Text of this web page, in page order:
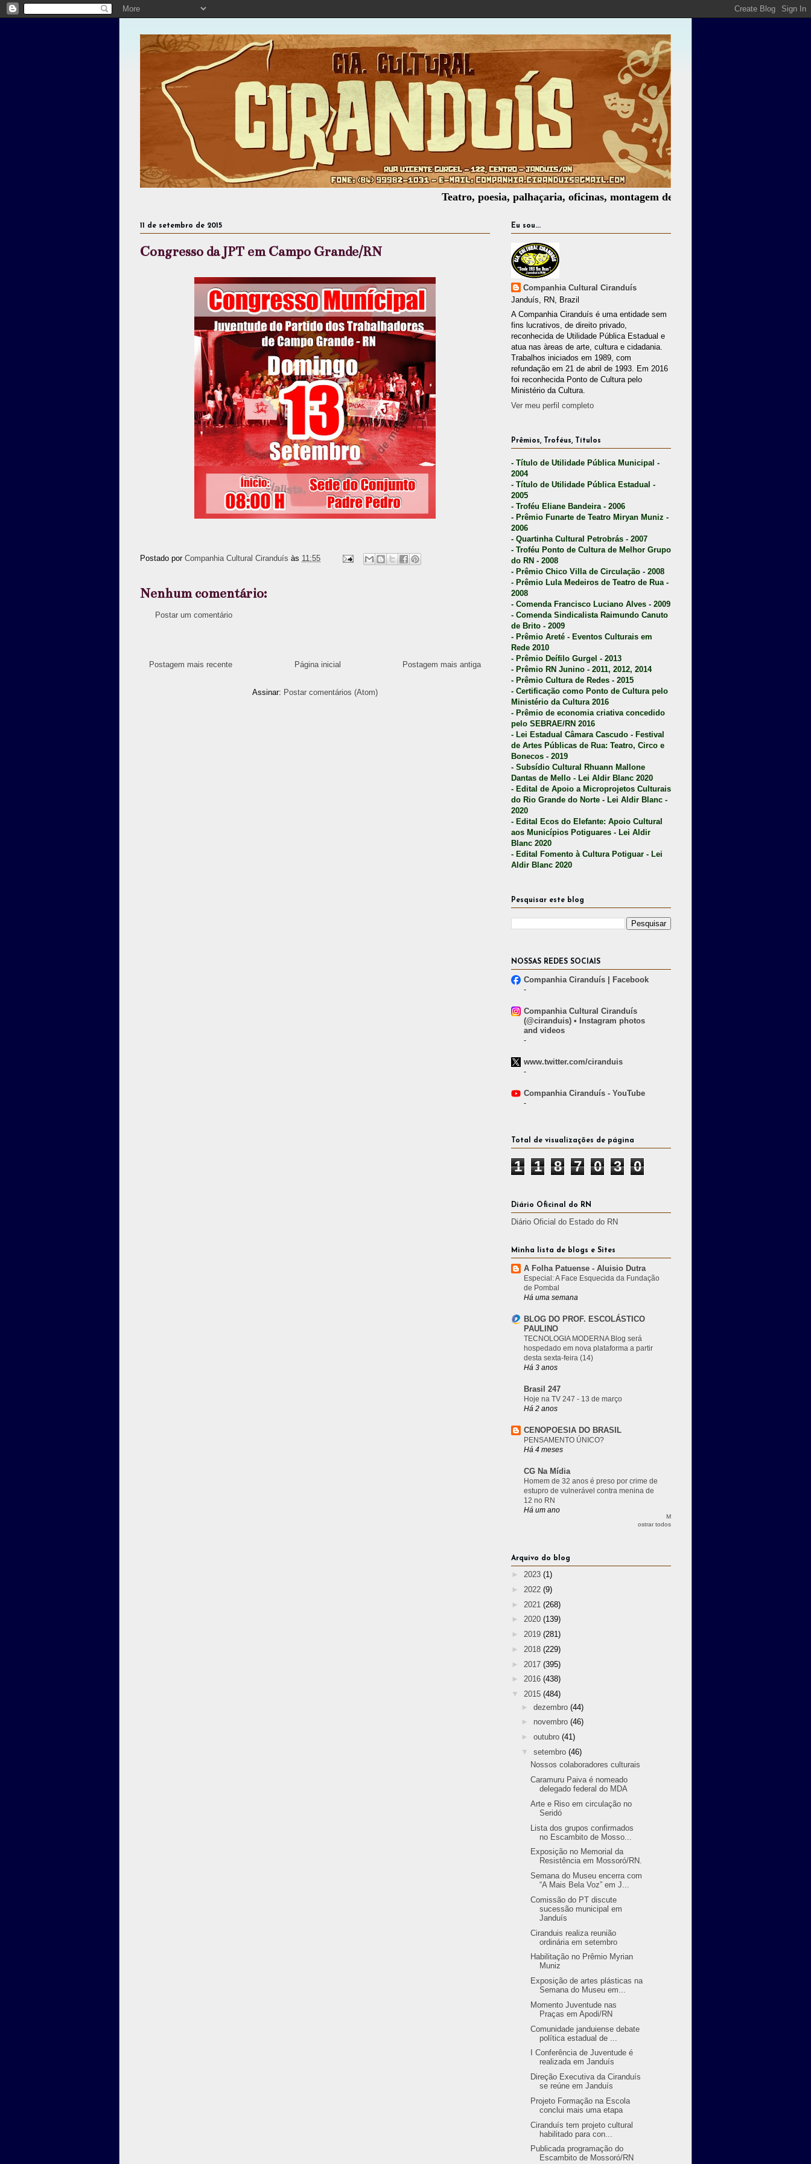
Teatro, poesia, palhaçaria, oficinas, montagem de espetáculos, assessoria cultural,
11 de setembro de 2015
Congresso da JPT em Campo Grande/RN
Postado por Companhia Cultural Ciranduís às 11:55
Nenhum comentário:
Postar um comentário
Postagem mais recente Postagem mais antiga
Página inicial
Assinar: Postar comentários (Atom)
Eu sou...
Companhia Cultural Ciranduís
Janduís, RN, Brazil
A Companhia Ciranduís é uma entidade sem
fins lucrativos, de direito privado,
reconhecida de Utilidade Pública Estadual e
atua nas àreas de arte, cultura e cidadania.
Trabalhos iniciados em 1989, com
refundação em 21 de abril de 1993. Em 2016
foi reconhecida Ponto de Cultura pelo
Ministério da Cultura.
Ver meu perfil completo
Prêmios, Troféus, Títulos
- Título de Utilidade Pública Municipal -
2004
- Título de Utilidade Pública Estadual -
2005
- Troféu Eliane Bandeira - 2006
- Prêmio Funarte de Teatro Miryan Muniz -
2006
- Quartinha Cultural Petrobrás - 2007
- Troféu Ponto de Cultura de Melhor Grupo
do RN - 2008
- Prêmio Chico Villa de Circulação - 2008
- Prêmio Lula Medeiros de Teatro de Rua -
2008
- Comenda Francisco Luciano Alves - 2009
- Comenda Sindicalista Raimundo Canuto
de Brito - 2009
- Prêmio Areté - Eventos Culturais em
Rede 2010
- Prêmio Deífilo Gurgel - 2013
- Prêmio RN Junino - 2011, 2012, 2014
- Prêmio Cultura de Redes - 2015
- Certificação como Ponto de Cultura pelo
Ministério da Cultura 2016
- Prêmio de economia criativa concedido
pelo SEBRAE/RN 2016
- Lei Estadual Câmara Cascudo - Festival
de Artes Públicas de Rua: Teatro, Circo e
Bonecos - 2019
- Subsídio Cultural Rhuann Mallone
Dantas de Mello - Lei Aldir Blanc 2020
- Edital de Apoio a Microprojetos Culturais
do Rio Grande do Norte - Lei Aldir Blanc -
2020
- Edital Ecos do Elefante: Apoio Cultural
aos Municípios Potiguares - Lei Aldir
Blanc 2020
- Edital Fomento à Cultura Potiguar - Lei
Aldir Blanc 2020
Pesquisar este blog
NOSSAS REDES SOCIAIS
Companhia Ciranduís | Facebook
-
Companhia Cultural Ciranduís
(@ciranduis) • Instagram photos
and videos
-
www.twitter.com/ciranduis
-
Companhia Ciranduís - YouTube
-
Total de visualizações de página
1 1 8 7 0 3 0
Diário Oficinal do RN
Diário Oficial do Estado do RN
Minha lista de blogs e Sites
A Folha Patuense - Aluisio Dutra
Especial: A Face Esquecida da Fundação
de Pombal
Há uma semana
BLOG DO PROF. ESCOLÁSTICO
PAULINO
TECNOLOGIA MODERNA Blog será
hospedado em nova plataforma a partir
desta sexta-feira (14)
Há 3 anos
Brasil 247
Hoje na TV 247 - 13 de março
Há 2 anos
CENOPOESIA DO BRASIL
PENSAMENTO ÚNICO?
Há 4 meses
CG Na Mídia
Homem de 32 anos é preso por crime de
estupro de vulnerável contra menina de
12 no RN
Há um ano
M
ostrar todos
Arquivo do blog
► 2023 (1)
► 2022 (9)
► 2021 (268)
► 2020 (139)
► 2019 (281)
► 2018 (229)
► 2017 (395)
► 2016 (438)
▼ 2015 (484)
► dezembro (44)
► novembro (46)
► outubro (41)
▼ setembro (46)
Nossos colaboradores culturais
Caramuru Paiva é nomeado
delegado federal do MDA
Arte e Riso em circulação no
Seridó
Lista dos grupos confirmados
no Escambito de Mosso...
Exposição no Memorial da
Resistência em Mossoró/RN.
Semana do Museu encerra com
“A Mais Bela Voz” em J...
Comissão do PT discute
sucessão municipal em
Janduís
Ciranduis realiza reunião
ordinária em setembro
Habilitação no Prêmio Myrian
Muniz
Exposição de artes plásticas na
Semana do Museu em...
Momento Juventude nas
Praças em Apodi/RN
Comunidade janduiense debate
política estadual de ...
I Conferência de Juventude é
realizada em Janduís
Direção Executiva da Ciranduís
se reúne em Janduís
Projeto Formação na Escola
conclui mais uma etapa
Ciranduís tem projeto cultural
habilitado para con...
Publicada programação do
Escambito de Mossoró/RN